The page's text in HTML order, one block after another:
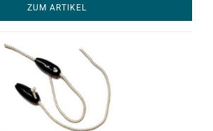
ZUM ARTIKEL